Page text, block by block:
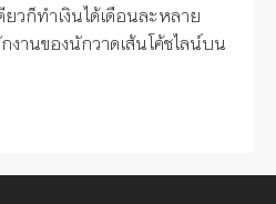
ยวก็ทำเงินได้เดือนละหลาย
งานของนักวาดเส้นโค้ชไลน์บน